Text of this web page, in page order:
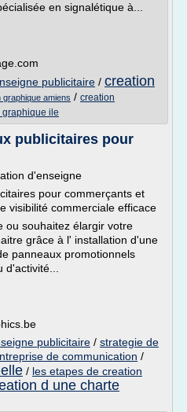
en signalétique à...
publicitaire / creation
graphique amiens / creation
graphique ile
publicitaires pour
d'enseigne
pour commerçants et
visibilité commerciale efficace
ou souhaitez élargir votre
grâce à l' installation d'une
panneaux promotionnels
publicitaire / strategie de
de communication /
/ les etapes de creation
d une charte